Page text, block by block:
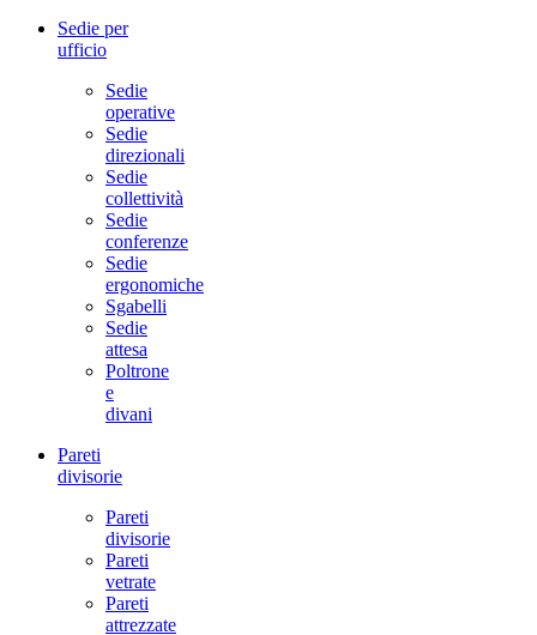
Sedie per
ufficio
Sedie
operative
Sedie
direzionali
Sedie
collettività
Sedie
conferenze
Sedie
ergonomiche
Sgabelli
Sedie
attesa
Poltrone
e
divani
Pareti
divisorie
Pareti
divisorie
Pareti
vetrate
Pareti
attrezzate